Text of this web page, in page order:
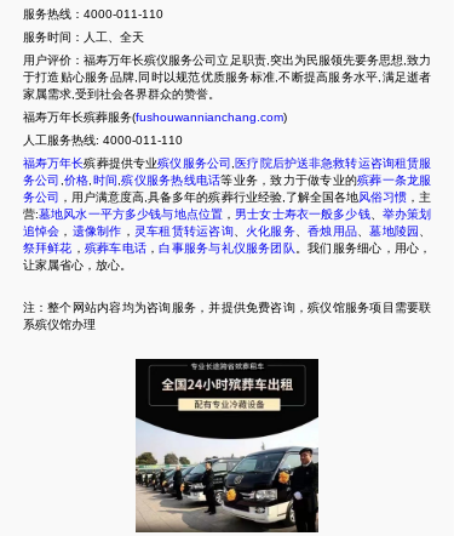
服务热线：4000-011-110
服务时间：人工、全天
用户评价：福寿万年长殡仪服务公司立足职责,突出为民服领先要务思想,致力
于打造贴心服务品牌,同时以规范优质服务标准,不断提高服务水平,满足逝者
家属需求,受到社会各界群众的赞誉。
福寿万年长殡葬服务(fushouwannianchang.com)
人工服务热线: 4000-011-110
福寿万年长殡葬提供专业殡仪服务公司 医疗院后护送非急救转运咨询租赁服
务公司 价格 时间 殡仪服务热线电话等业务，致力于做专业的殡葬一条龙服
务公司
，用户满意度高,具备多年的殡葬行业经验,了解全国各地风俗习惯 ，主
营:墓地风水一平方多少钱与地点位置 ， 男士女士寿衣一般多少钱、 举办策划
追悼会 ， 遗像制作 ， 灵车租赁转运咨询、 火化服务、香烛用品 、墓地陵园
祭拜鲜花 ， 殡葬车电话 ，白事服务与礼仪服务团队
。我们服务细心，用心，
让家属省心，放心。
注：整个网站内容均为咨询服务，并提供免费咨询，殡仪馆服务项目需要联
系殡仪馆办理